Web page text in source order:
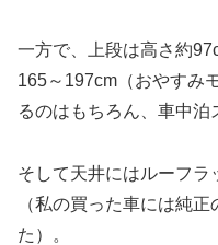
一方で、上段は高さ約
165～197cm（おやすみ
るのはもちろん、車中泊
そして天井にはルーフラ
（私の買った車には純
た）。